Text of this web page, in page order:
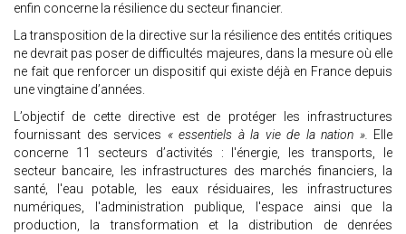
enfin concerne la résilience du secteur financier.
La transposition de la directive sur la résilience des entités critiques
ne devrait pas poser de difficultés majeures, dans la mesure où elle
ne fait que renforcer un dispositif qui existe déjà en France depuis
une vingtaine d’années.
L’objectif de cette directive est de protéger les infrastructures
fournissant des services « essentiels à la vie de la nation ». Elle
concerne 11 secteurs d’activités : l'énergie, les transports, le
secteur bancaire, les infrastructures des marchés financiers, la
santé, l'eau potable, les eaux résiduaires, les infrastructures
numériques, l'administration publique, l'espace ainsi que la
production, la transformation et la distribution de denrées